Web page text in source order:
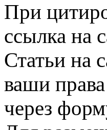
При
ссылка на
Статьи на
ваши
через